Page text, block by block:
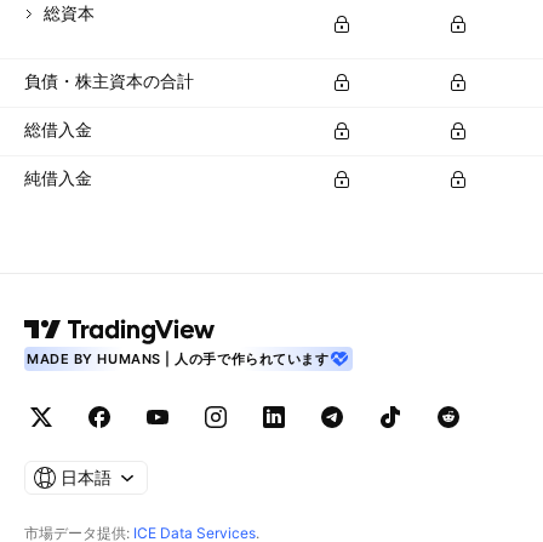
総資本
負債・株主資本の合計
総借入金
純借入金
MADE BY HUMANS | 人の手で作られています
日本語
市場データ提供: ICE Data Services.